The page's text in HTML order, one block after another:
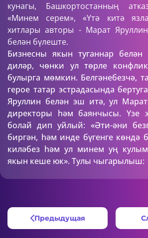
кунагы, Башкортостанның
«Минем серем», «Үтә китә
хитлары авторы - Марат
белән бүлеште.
Бизнесны якын туганнар белән
диләр, чөнки ул төрле
булырга мөмкин. Белгәнебезчә,
герое татар эстрадасында
Яруллин белән эш итә, ул
директоры һәм баянчысы. Үзе
болай дип уйлый: «Әти-әни
биргән, һәм инде бүгенге көндә
киләбез һәм ул минем уң
якын кеше юк». Тулы чыгарылыш:
Play
00:00
Mute
Play
Предыдущая